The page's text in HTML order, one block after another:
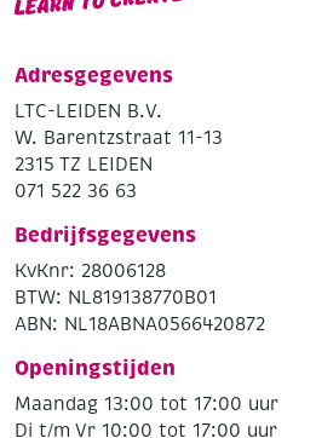
Adresgegevens
LTC-LEIDEN B.V.
W. Barentzstraat 11-13
2315 TZ LEIDEN
071 522 36 63
Bedrijfsgegevens
KvKnr: 28006128
BTW: NL819138770B01
ABN: NL18ABNA0566420872
Openingstijden
Maandag 13:00 tot 17:00 uur
Di t/m Vr 10:00 tot 17:00 uur